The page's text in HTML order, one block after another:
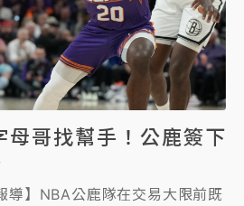
母哥找幫手！公鹿簽下
導】NBA公鹿隊在交易大限前既